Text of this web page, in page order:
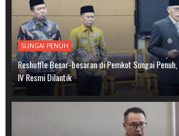
SUNGAI PENUH
Reshuffle Besar-besaran di Pemkot Sungai
IV Resmi Dilantik